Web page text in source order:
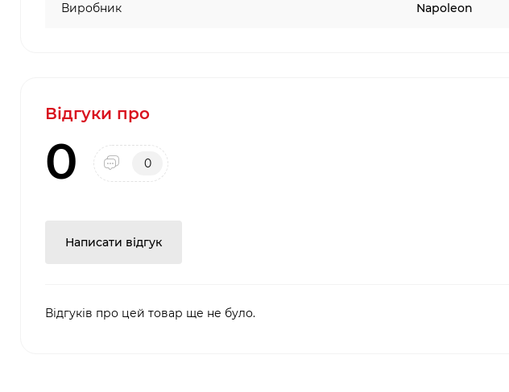
Виробник Napoleon
Відгуки про
0 0
Написати відгук
Відгуків про цей товар ще не було.